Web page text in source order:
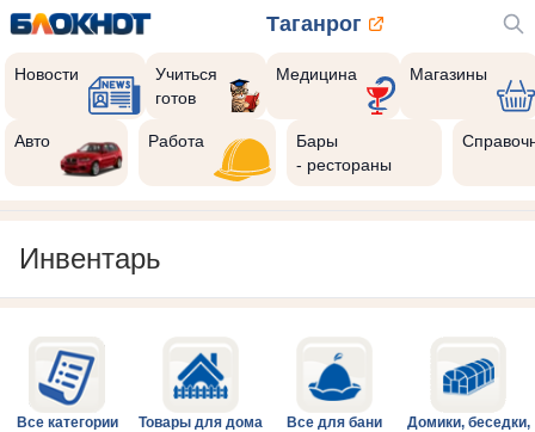
Таганрог
Новости
Учиться
готов
Медицина Магазины
Авто Работа
Бары
- рестораны
Инвентарь
Все категории
Товары для дома
Все для бани
Домики, беседки,